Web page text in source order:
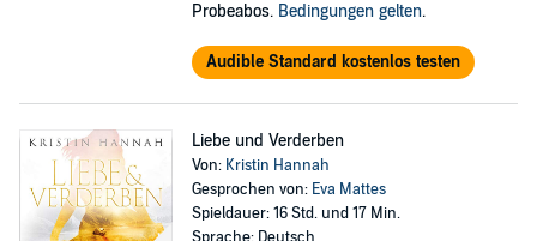
Probeabos. Bedingungen gelten.
Audible Standard kostenlos testen
Liebe und Verderben
Von: Kristin Hannah
Gesprochen von: Eva Mattes
Spieldauer: 16 Std. und 17 Min.